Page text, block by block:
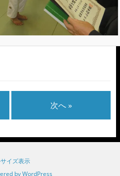
次へ »
イズ表示
by WordPress